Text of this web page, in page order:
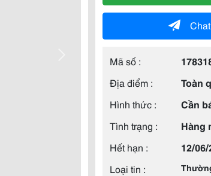
Mã số :
Địa điểm :
Toàn
Hình thức :
Cần
Tình trạng :
Hàng
Hết hạn :
12/
Loại tin :